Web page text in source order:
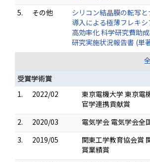
5.
その他
シリコン結晶膜の転写
導入による極薄フレキ
高効率化 科学研究費助
研究実施状況報告書 (単
受賞学術賞
1.
2022/02
東京電機大学 東京
官学連携貢献賞
2.
2020/03
電気学会 電気学会全
3.
2019/05
関東工学教育協会賞
賞業績賞